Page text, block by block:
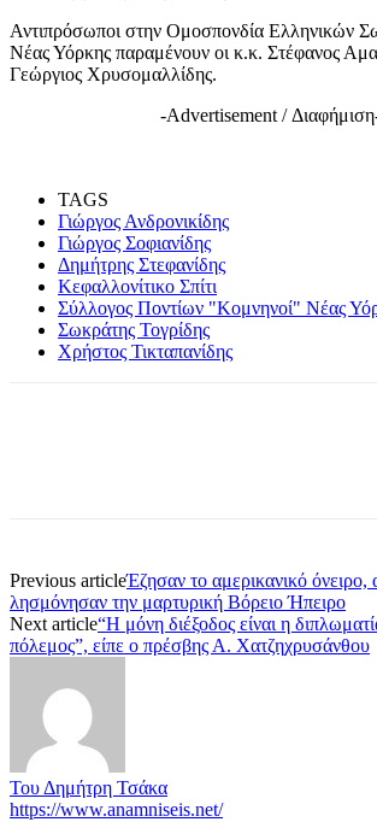
Αντιπρόσωποι στην Ομοσπονδία Ελληνικών
Νέας Υόρκης παραμένουν οι κ.κ. Στέφανος
Γεώργιος Χρυσομαλλίδης.
-Advertisement /
TAGS
Γιώργος Ανδρονικίδης
Γιώργος Σοφιανίδης
Δημήτρης Στεφανίδης
Κεφαλλονίτικο Σπίτι
Σύλλογος Ποντίων "Κομνηνοί" Νέας
Σωκράτης Τογρίδης
Χρήστος Τικταπανίδης
Previous articleΈζησαν το αμερικανικό όνειρο,
λησμόνησαν την μαρτυρική Βόρειο Ήπειρο
Next article“Η μόνη διέξοδος είναι η
πόλεμος”, είπε ο πρέσβης Α. Χατζηχρυσάνθου
Του Δημήτρη Τσάκα
https://www.anamniseis.net/